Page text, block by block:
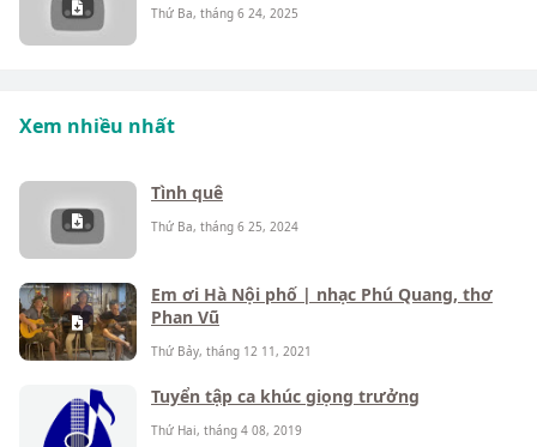
Thứ Ba, tháng 6 24, 2025
Xem nhiều nhất
Tình quê
Thứ Ba, tháng 6 25, 2024
Em ơi Hà Nội phố | nhạc Phú Quang, thơ
Phan Vũ
Thứ Bảy, tháng 12 11, 2021
Tuyển tập ca khúc giọng trưởng
Thứ Hai, tháng 4 08, 2019